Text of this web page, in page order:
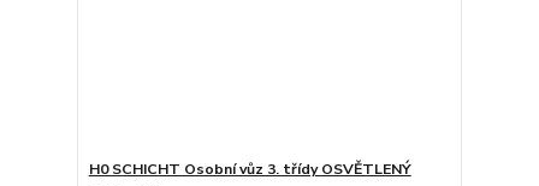
H0 SCHICHT Osobní vůz 3. třídy OSVĚTLENÝ